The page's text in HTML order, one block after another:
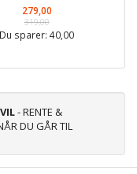
279,00
319,00
Du sparer: 40,00
- RENTE &
DU GÅR TIL